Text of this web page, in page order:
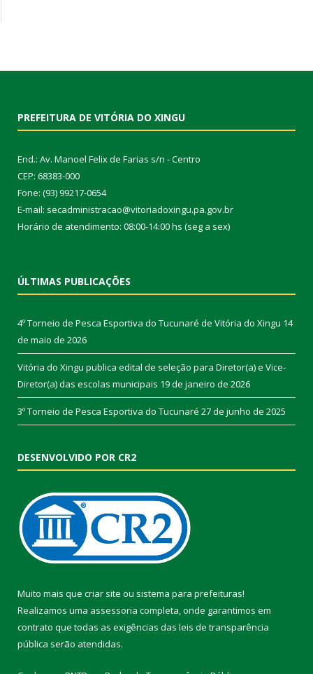
PREFEITURA DE VITÓRIA DO XINGU
End.: Av. Manoel Felix de Farias s/n - Centro
CEP: 68383-000
Fone: (93) 99217-0654
E-mail: secadministracao@vitoriadoxingu.pa.gov.br
Horário de atendimento: 08:00-14:00 hs (seg a sex)
ÚLTIMAS PUBLICAÇÕES
4º Torneio de Pesca Esportiva do Tucunaré de Vitória do Xingu 14
de maio de 2026
Vitória do Xingu publica edital de seleção para Diretor(a) e Vice-
Diretor(a) das escolas municipais 19 de janeiro de 2026
3º Torneio de Pesca Esportiva do Tucunaré 27 de junho de 2025
DESENVOLVIDO POR CR2
Muito mais que criar site ou sistema para prefeituras!
Realizamos uma assessoria completa, onde garantimos em
contrato que todas as exigências das leis de transparência
pública serão atendidas.